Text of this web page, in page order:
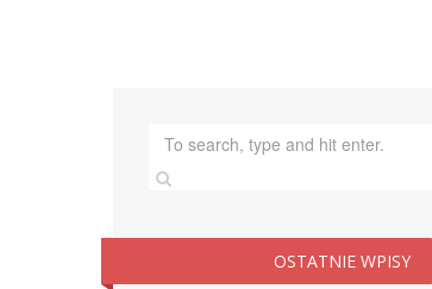
OSTATNIE WPISY